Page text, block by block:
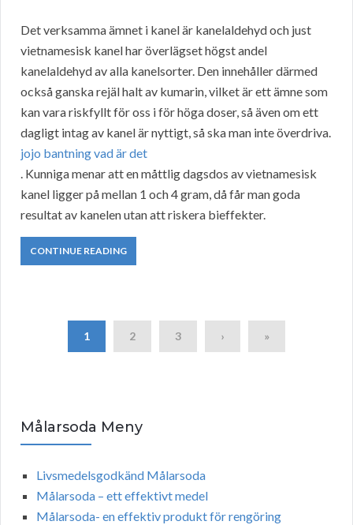
Det verksamma ämnet i kanel är kanelaldehyd och just
vietnamesisk kanel har överlägset högst andel
kanelaldehyd av alla kanelsorter. Den innehåller därmed
också ganska rejäl halt av kumarin, vilket är ett ämne som
kan vara riskfyllt för oss i för höga doser, så även om ett
dagligt intag av kanel är nyttigt, så ska man inte överdriva.
jojo bantning vad är det
. Kunniga menar att en måttlig dagsdos av vietnamesisk
kanel ligger på mellan 1 och 4 gram, då får man goda
resultat av kanelen utan att riskera bieffekter.
CONTINUE READING
1 2 3 › »
Målarsoda Meny
Livsmedelsgodkänd Målarsoda
Målarsoda – ett effektivt medel
Målarsoda- en effektiv produkt för rengöring